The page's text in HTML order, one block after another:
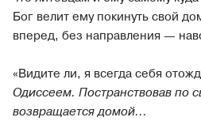
Бог велит ему покинуть свой
вперед, без направления —
«Видите ли, я всегда себя
Одиссеем. Постранствовав по
возвращается домой...